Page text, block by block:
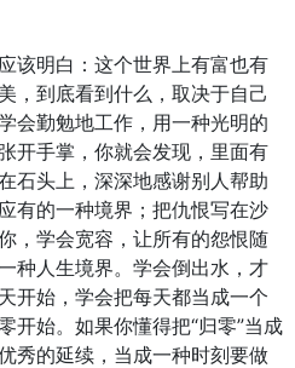
该明白：这个世界上有富也有
，到底看到什么，取决于自己
会勤勉地工作，用一种光明的
开手掌，你就会发现，里面有
石头上，深深地感谢别人帮助
有的一种境界；把仇恨写在沙
，学会宽容，让所有的怨恨随
种人生境界。学会倒出水，才
开始，学会把每天都当成一个
开始。如果你懂得把“归零”当成
秀的延续，当成一种时刻要做